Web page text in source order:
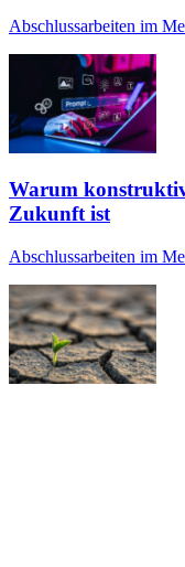
Abschlussarbeiten im
Warum
Zukunft ist
Abschlussarbeiten im